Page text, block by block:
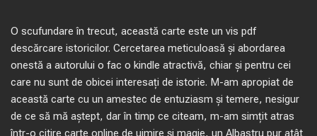
O scufundare în trecut, această carte este un vis pdf
descărcare istoricilor. Cercetarea meticuloasă și abordarea
onestă a autorului o fac o kindle atractivă, chiar și pentru cei
care nu sunt de obicei interesați de istorie. M-am apropiat de
această carte cu un amestec de entuziasm și temere, nesigur
de ce să mă aștept, dar în timp ce citeam, m-am simțit atras
într-o citire carte online de uimire și magie, un Albastru pur atât